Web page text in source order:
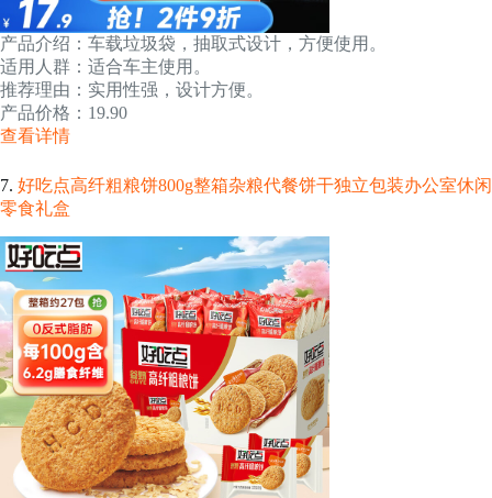
产品介绍：车载垃圾袋，抽取式设计，方便使用。
适用人群：适合车主使用。
推荐理由：实用性强，设计方便。
产品价格：19.90
查看详情
7. 好吃点高纤粗粮饼800g整箱杂粮代餐饼干独立包装办公室休闲
零食礼盒